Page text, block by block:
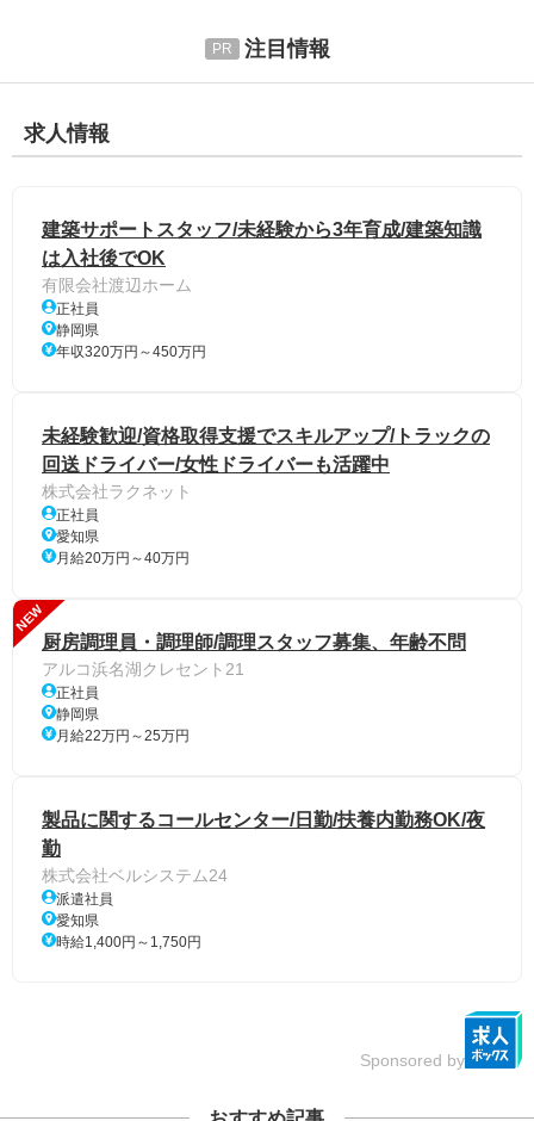
注目情報
求人情報
建築サポートスタッフ/未経験から3年育成/建築知識
は入社後でOK
有限会社渡辺ホーム
正社員
静岡県
年収320万円～450万円
未経験歓迎/資格取得支援でスキルアップ/トラックの
回送ドライバー/女性ドライバーも活躍中
株式会社ラクネット
正社員
愛知県
月給20万円～40万円
NEW
厨房調理員・調理師/調理スタッフ募集、年齢不問
アルコ浜名湖クレセント21
正社員
静岡県
月給22万円～25万円
製品に関するコールセンター/日勤/扶養内勤務OK/夜
勤
株式会社ベルシステム24
派遣社員
愛知県
時給1,400円～1,750円
Sponsored by